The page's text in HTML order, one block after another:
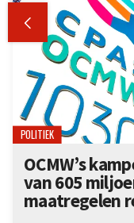

POLITIEK
OCMW’s
van 605
maatregelen